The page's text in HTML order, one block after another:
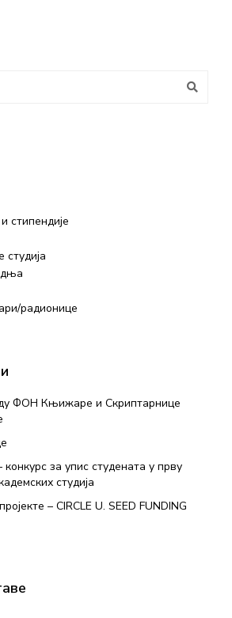
стипендије
радионице
ФОН Књижаре и Скриптарнице
за упис студената у прву
студија
– CIRCLE U. SEED FUNDING